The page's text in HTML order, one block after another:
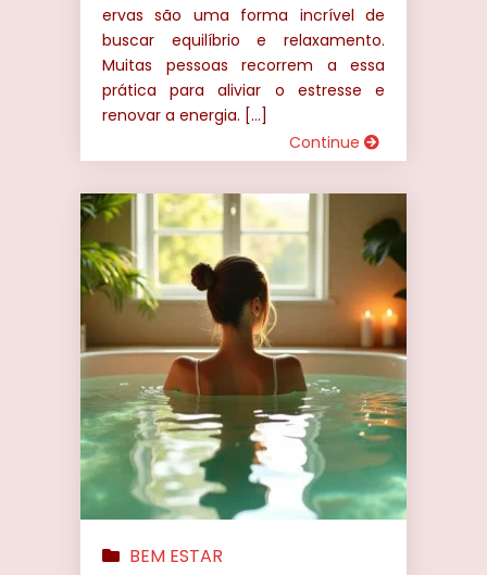
ervas são uma forma incrível de
buscar equilíbrio e relaxamento.
Muitas pessoas recorrem a essa
prática para aliviar o estresse e
renovar a energia. […]
Continue
BEM ESTAR